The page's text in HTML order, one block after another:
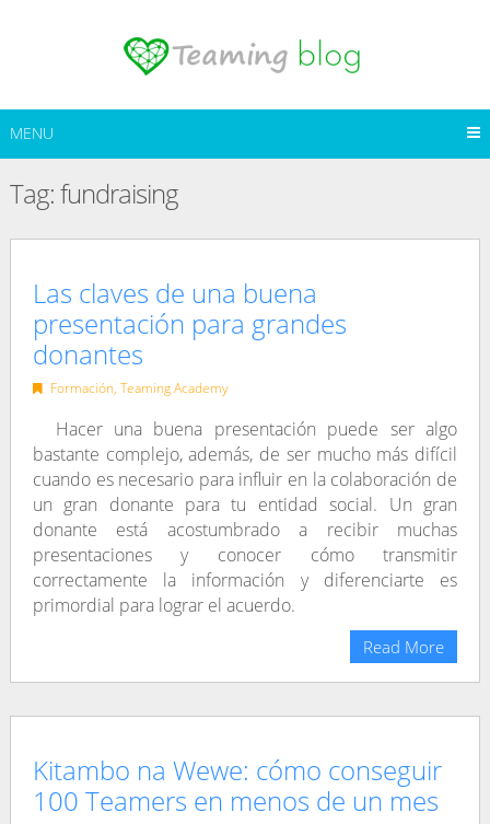
MENU
Tag:fundraising
Las claves de una buena
presentación para grandes
donantes
Formación, Teaming Academy
Hacer una buena presentación puede ser algo
bastante complejo, además, de ser mucho más difícil
cuando es necesario para influir en la colaboración de
un gran donante para tu entidad social. Un gran
donante está acostumbrado a recibir muchas
presentaciones y conocer cómo transmitir
correctamente la información y diferenciarte es
primordial para lograr el acuerdo.
Read More
Kitambo na Wewe: cómo conseguir
100 Teamers en menos de un mes